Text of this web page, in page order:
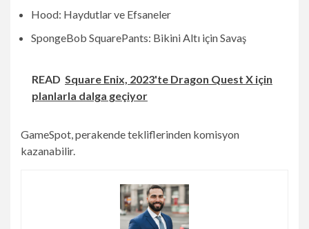
Hood: Haydutlar ve Efsaneler
SpongeBob SquarePants: Bikini Altı için Savaş
READ Square Enix, 2023'te Dragon Quest X için
planlarla dalga geçiyor
GameSpot, perakende tekliflerinden komisyon
kazanabilir.